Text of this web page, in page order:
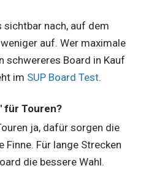
nach, auf dem
auf. Wer maximale
schwereres Board in Kauf
im SUP Board Test.
für Touren?
ja, dafür sorgen die
Für lange Strecken
die bessere Wahl.